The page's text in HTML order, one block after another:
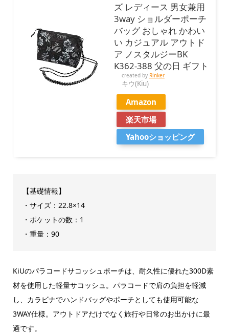
ズ レディース 男女兼用
3way ショルダーポーチ
バッグ おしゃれ かわい
い カジュアル アウトド
ア ノスタルジーBK
K362-388 父の日 ギフト
created by Rinker
キウ(Kiu)
Amazon
楽天市場
Yahooショッピング
【基礎情報】
・サイズ：22.8×14
・ポケットの数：1
・重量：90
KiUのパラコードサコッシュポーチは、耐久性に優れた300D素
材を使用した軽量サコッシュ。パラコードで肩の負担を軽減
し、カラビナでハンドバッグやポーチとしても使用可能な
3WAY仕様。アウトドアだけでなく旅行や日常のお出かけに最
適です。